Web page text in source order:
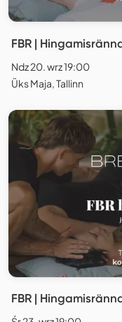
FBR |
Ndz 20. wrz 19:00
Üks Maja, Tallinn
FBR |